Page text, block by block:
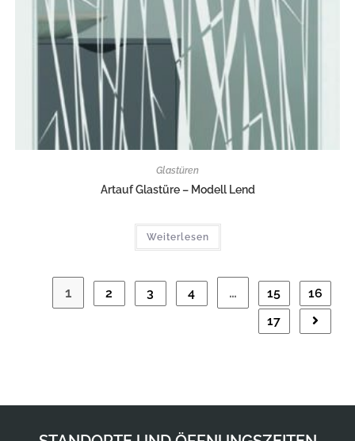
Glastüren
Artauf Glastüre – Modell Lend
Weiterlesen
1 2 3 4 … 15
16
17